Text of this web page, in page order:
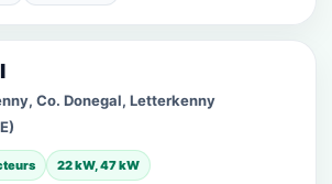
Co. Donegal, Letterkenny
22 kW, 47 kW